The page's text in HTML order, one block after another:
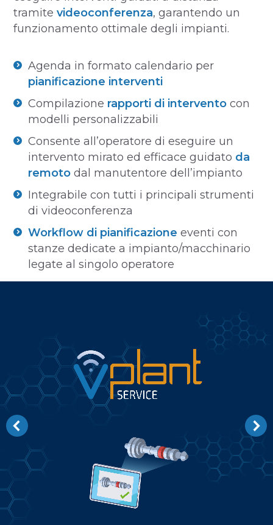
tramitevideoconferenza, garantendo un
funzionamento ottimale degli impianti.
Agenda in formato calendario per
pianificazione interventi
Compilazione rapporti di intervento con
modelli personalizzabili
Consente all’operatore di eseguire un
intervento mirato ed efficace guidato da
remoto dal manutentore dell’impianto
Integrabile con tutti i principali strumenti
di videoconferenza
Workflow di pianificazione eventi con
stanze dedicate a impianto/macchinario
legate al singolo operatore